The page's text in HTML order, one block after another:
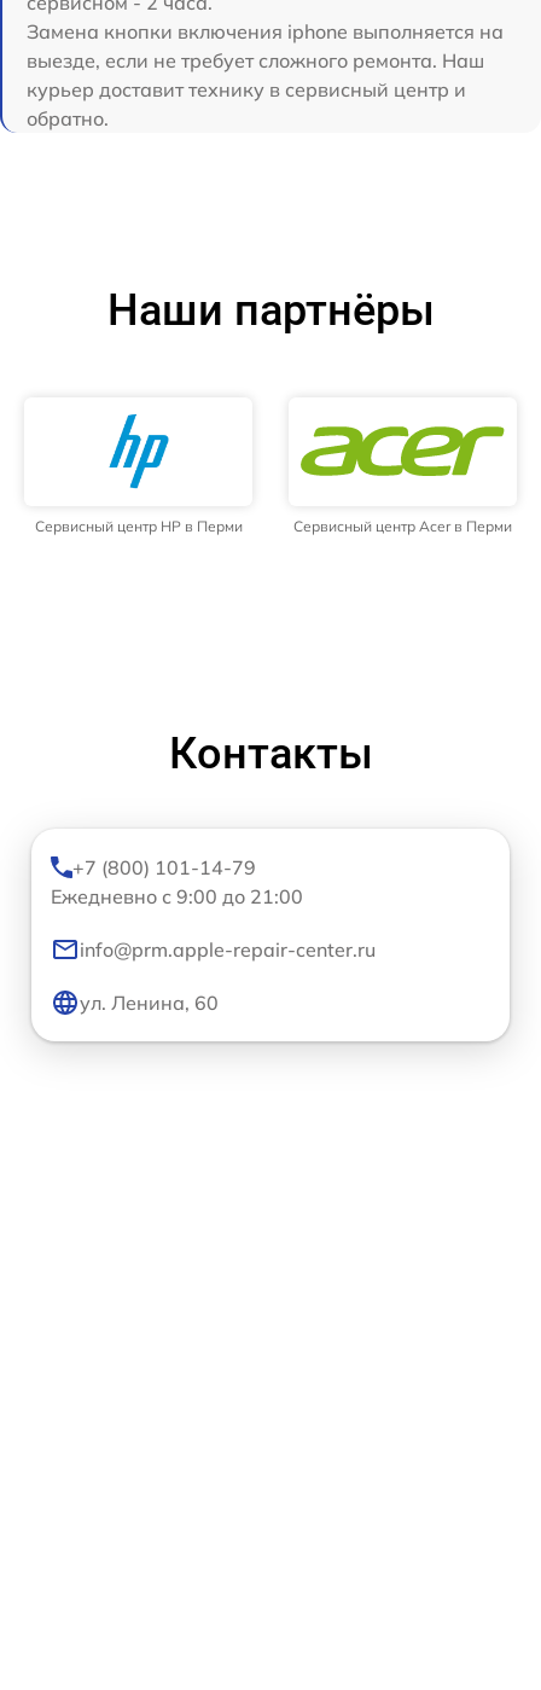
Замена кнопки включения iphone выполняется на
выезде, если не требует сложного ремонта. Наш
курьер доставит технику в сервисный центр и
обратно.
Наши партнёры
Сервисный центр HP в Перми Сервисный центр Acer в Перми
Контакты
+7 (800) 101-14-79
Ежедневно с 9:00 до 21:00
info@prm.apple-repair-center.ru
ул. Ленина, 60